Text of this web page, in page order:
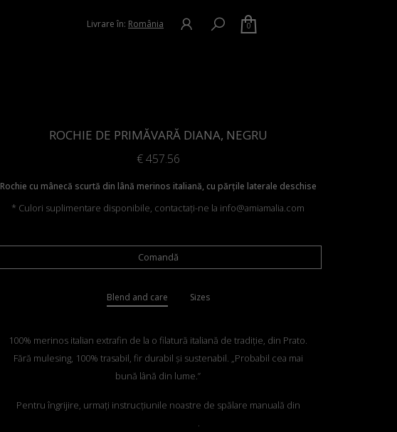
Livrare în: România 0
ROCHIE DE PRIMĂVARĂ DIANA, NEGRU
€457.56
Rochie cu mânecă scurtă din lână merinos italiană, cu părțile laterale deschise
* Culori suplimentare disponibile, contactați-ne la info@amiamalia.com
Comandă
Blend and care Sizes
100% merinos italian extrafin de la o filatură italiană de tradiție, din Prato.
Fără mulesing, 100% trasabil, fir durabil și sustenabil. „Probabil cea mai
bună lână din lume.”
Pentru îngrijire, urmați instrucțiunile noastre de spălare manuală din
.